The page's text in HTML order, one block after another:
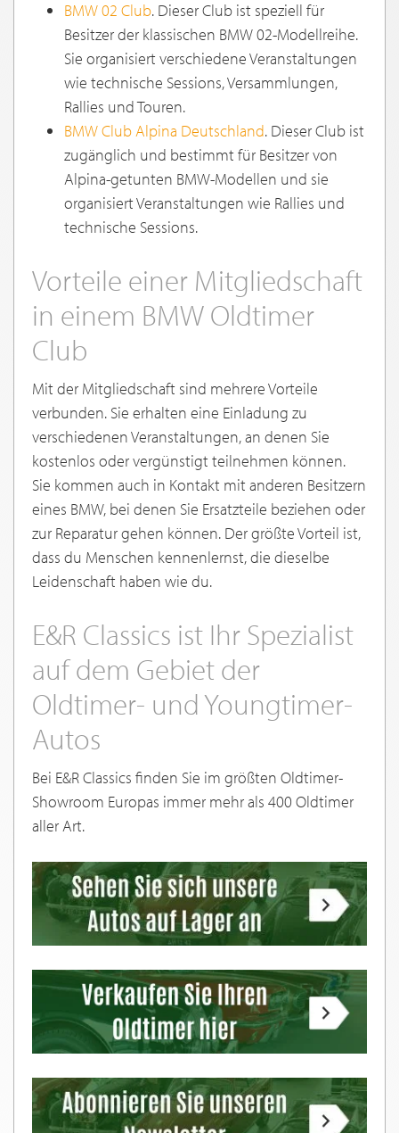
BMW 02 Club. Dieser Club ist speziell für
Besitzer der klassischen BMW 02-Modellreihe.
Sie organisiert verschiedene Veranstaltungen
wie technische Sessions, Versammlungen,
Rallies und Touren.
BMW Club Alpina Deutschland. Dieser Club ist
zugänglich und bestimmt für Besitzer von
Alpina-getunten BMW-Modellen und sie
organisiert Veranstaltungen wie Rallies und
technische Sessions.
Vorteile einer Mitgliedschaft
in einem BMW Oldtimer
Club
Mit der Mitgliedschaft sind mehrere Vorteile
verbunden. Sie erhalten eine Einladung zu
verschiedenen Veranstaltungen, an denen Sie
kostenlos oder vergünstigt teilnehmen können.
Sie kommen auch in Kontakt mit anderen Besitzern
eines BMW, bei denen Sie Ersatzteile beziehen oder
zur Reparatur gehen können. Der größte Vorteil ist,
dass du Menschen kennenlernst, die dieselbe
Leidenschaft haben wie du.
E&R Classics ist Ihr Spezialist
auf dem Gebiet der
Oldtimer- und Youngtimer-
Autos
Bei E&R Classics finden Sie im größten Oldtimer-
Showroom Europas immer mehr als 400 Oldtimer
aller Art.